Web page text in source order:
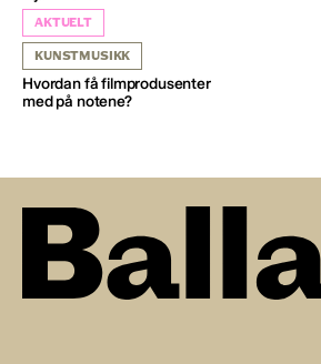
AKTUELT
KUNSTMUSIKK
Hvordan få filmprodusenter
med på notene?